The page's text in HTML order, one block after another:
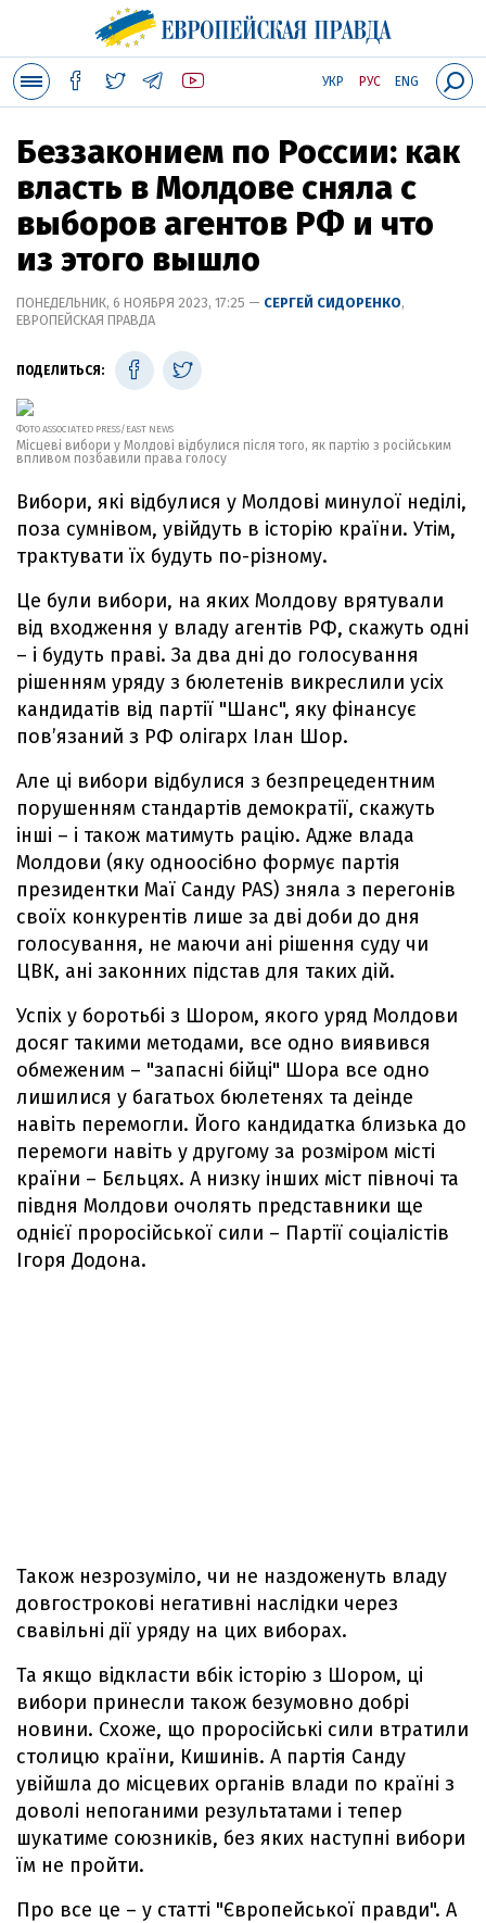
УКР РУС ENG
Беззаконием по России: как
власть в Молдове сняла с
выборов агентов РФ и что
из этого вышло
ПОНЕДЕЛЬНИК, 6 НОЯБРЯ 2023, 17:25 — СЕРГЕЙ СИДОРЕНКО,
ЕВРОПЕЙСКАЯ ПРАВДА
ПОДЕЛИТЬСЯ:
ФОТО ASSOCIATED PRESS/EAST NEWS
Місцеві вибори у Молдові відбулися після того, як партію з російським
впливом позбавили права голосу
Вибори, які відбулися у Молдові минулої неділі,
поза сумнівом, увійдуть в історію країни. Утім,
трактувати їх будуть по-різному.
Це були вибори, на яких Молдову врятували
від входження у владу агентів РФ, скажуть одні
– і будуть праві. За два дні до голосування
рішенням уряду з бюлетенів викреслили усіх
кандидатів від партії "Шанс", яку фінансує
пов’язаний з РФ олігарх Ілан Шор.
Але ці вибори відбулися з безпрецедентним
порушенням стандартів демократії, скажуть
інші – і також матимуть рацію. Адже влада
Молдови (яку одноосібно формує партія
президентки Маї Санду PAS) зняла з перегонів
своїх конкурентів лише за дві доби до дня
голосування, не маючи ані рішення суду чи
ЦВК, ані законних підстав для таких дій.
Успіх у боротьбі з Шором, якого уряд Молдови
досяг такими методами, все одно виявився
обмеженим – "запасні бійці" Шора все одно
лишилися у багатьох бюлетенях та деінде
навіть перемогли. Його кандидатка близька до
перемоги навіть у другому за розміром місті
країни – Бєльцях. А низку інших міст півночі та
півдня Молдови очолять представники ще
однієї проросійської сили – Партії соціалістів
Ігоря Додона.
Також незрозуміло, чи не наздоженуть владу
довгострокові негативні наслідки через
свавільні дії уряду на цих виборах.
Та якщо відкласти вбік історію з Шором, ці
вибори принесли також безумовно добрі
новини. Схоже, що проросійські сили втратили
столицю країни, Кишинів. А партія Санду
увійшла до місцевих органів влади по країні з
доволі непоганими результатами і тепер
шукатиме союзників, без яких наступні вибори
їм не пройти.
Про все це – у статті "Європейської правди". А